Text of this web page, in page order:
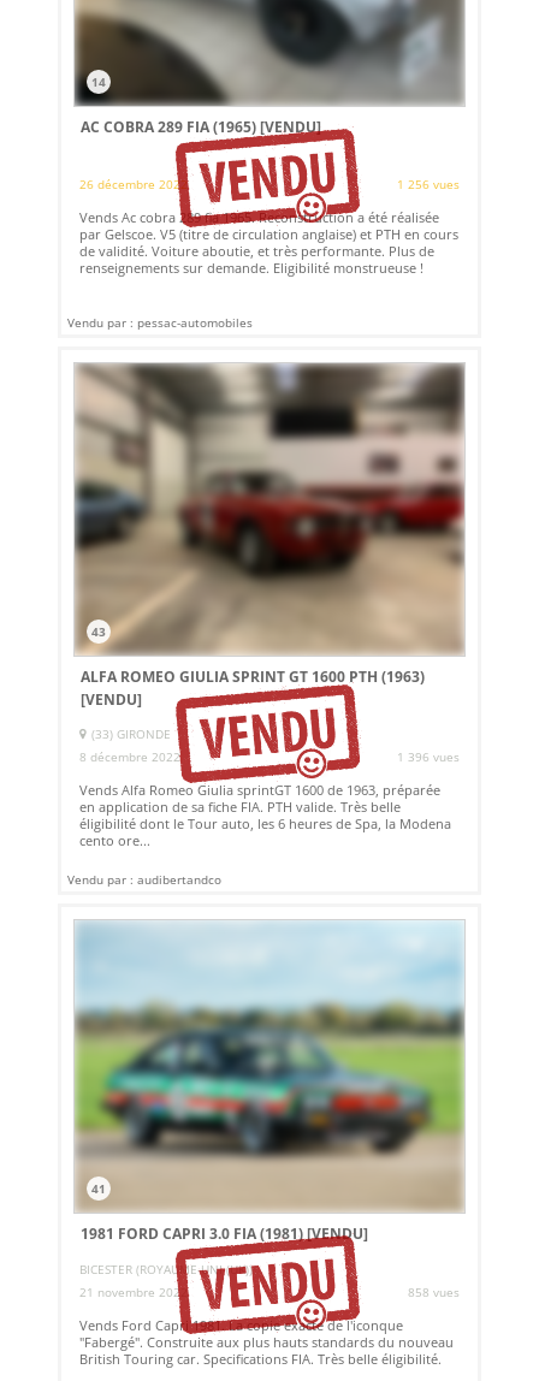
14
AC COBRA 289 FIA (1965)[VENDU]
26 décembre 2022 1 256 vues
Vends Ac cobra 289 fia 1965. Reconstruction a été réalisée
par Gelscoe. V5 (titre de circulation anglaise) et PTH en cours
de validité. Voiture aboutie, et très performante. Plus de
renseignements sur demande. Eligibilité monstrueuse !
Vendu par : pessac-automobiles
43
ALFA ROMEO GIULIA SPRINT GT 1600 PTH (1963)
[VENDU]
(33) GIRONDE
8 décembre 2022
1 396 vues
Vends Alfa Romeo Giulia sprintGT 1600 de 1963, préparée
en application de sa fiche FIA. PTH valide. Très belle
éligibilité dont le Tour auto, les 6 heures de Spa, la Modena
cento ore...
Vendu par : audibertandco
41
1981 FORD CAPRI 3.0 FIA (1981)[VENDU]
BICESTER (ROYAUME-UNI (UK))
21 novembre 2022
858 vues
Vends Ford Capri 1981. La copie exacte de l'iconque
"Fabergé". Construite aux plus hauts standards du nouveau
British Touring car. Specifications FIA. Très belle éligibilité.